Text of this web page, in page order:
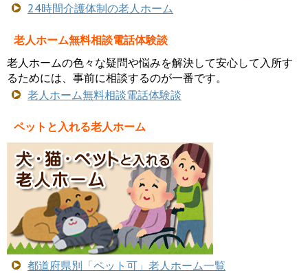
24時間介護体制の老人ホーム
老人ホーム無料相談電話体験談
老人ホームの色々な疑問や悩みを解決して安心して入所す
るためには、事前に相談するのが一番です。
老人ホーム無料相談電話体験談
ペットと入れる老人ホーム
都道府県別「ペット可」老人ホーム一覧